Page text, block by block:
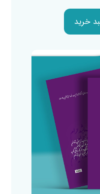
خرید